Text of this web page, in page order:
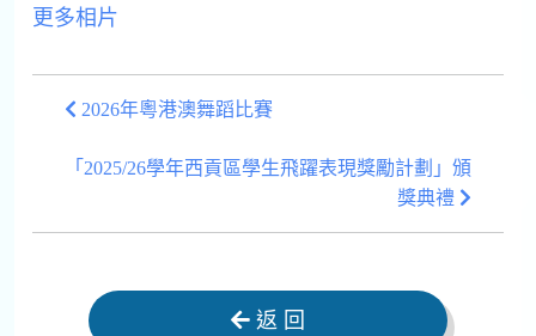
更多相片
2026年粵港澳舞蹈比賽
「2025/26學年西貢區學生飛躍表現獎勵計劃」頒
獎典禮
返 回